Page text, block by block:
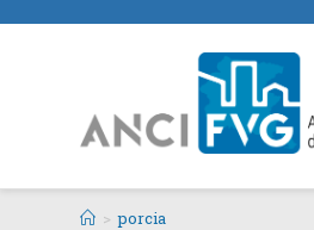
> porcia